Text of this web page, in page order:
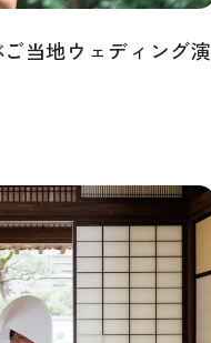
当地ウェディング演